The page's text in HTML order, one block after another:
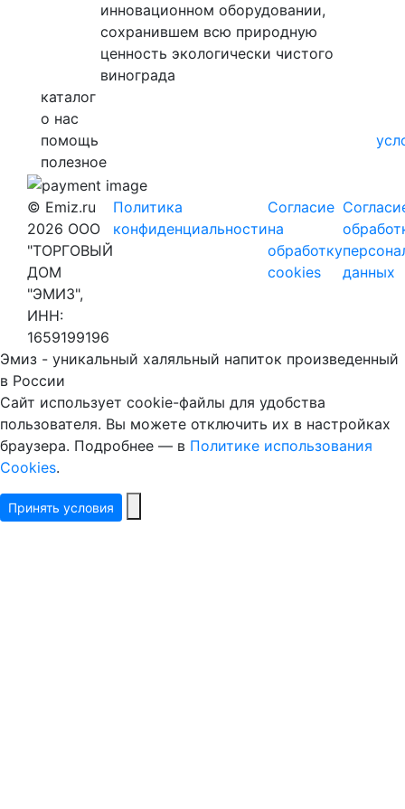
инновационном оборудовании,
сохранившем всю природную
ценность экологически чистого
винограда
каталог
о нас
помощь
полезное
© Emiz.ru
2026 ООО
"ТОРГОВЫЙ
ДОМ
"ЭМИЗ",
ИНН:
1659199196
Политика
конфиденциальности
Согласие
на
обработку
cookies
данных
Эмиз - уникальный халяльный напиток произведенный
в России
Сайт использует cookie-файлы для удобства
пользователя. Вы можете отключить их в настройках
браузера. Подробнее — в Политике использования
Cookies.
Принять условия